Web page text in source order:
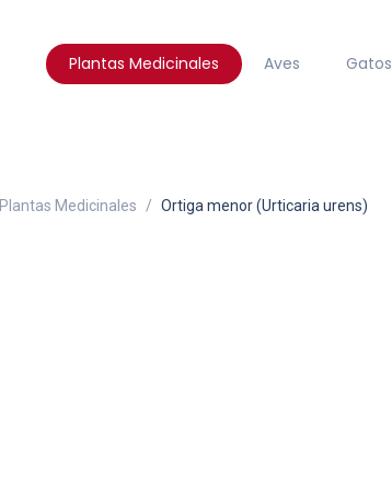
Plantas Medicinales Aves Gatos
Plantas Medicinales Ortiga menor (Urticaria urens)